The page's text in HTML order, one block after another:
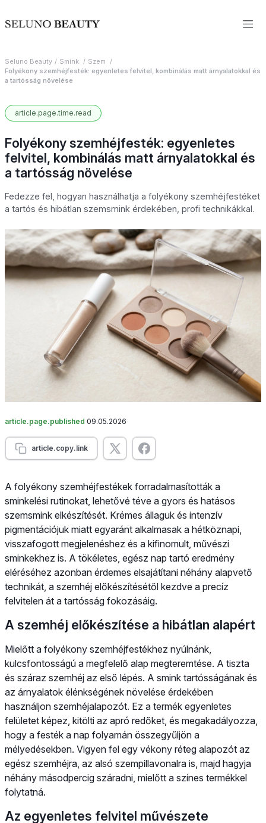
Seluno Beauty Smink
Szem
Folyékony szemhéjfesték: egyenletes felvitel, kombinálás matt árnyalatokkal és
a tartósság növelése
article.page.time.read
Folyékony szemhéjfesték: egyenletes
felvitel, kombinálás matt árnyalatokkal és
a tartósság növelése
Fedezze fel, hogyan használhatja a folyékony szemhéjfestéket
a tartós és hibátlan szemsmink érdekében, profi technikákkal.
article.page.published 09.05.2026
article.copy.link
A folyékony szemhéjfestékek forradalmasították a
sminkelési rutinokat, lehetővé téve a gyors és hatásos
szemsmink elkészítését. Krémes állaguk és intenzív
pigmentációjuk miatt egyaránt alkalmasak a hétköznapi,
visszafogott megjelenéshez és a kifinomult, művészi
sminkekhez is. A tökéletes, egész nap tartó eredmény
eléréséhez azonban érdemes elsajátítani néhány alapvető
technikát, a szemhéj előkészítésétől kezdve a precíz
felvitelen át a tartósság fokozásáig.
A szemhéj előkészítése a hibátlan alapért
Mielőtt a folyékony szemhéjfestékhez nyúlnánk,
kulcsfontosságú a megfelelő alap megteremtése. A tiszta
és száraz szemhéj az első lépés. A smink tartósságának és
az árnyalatok élénkségének növelése érdekében
használjon szemhéjalapozót. Ez a termék egyenletes
felületet képez, kitölti az apró redőket, és megakadályozza,
hogy a festék a nap folyamán összegyűljön a
mélyedésekben. Vigyen fel egy vékony réteg alapozót az
egész szemhéjra, az alsó szempillavonalra is, majd hagyja
néhány másodpercig száradni, mielőtt a színes termékkel
folytatná.
Az egyenletes felvitel művészete